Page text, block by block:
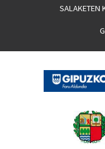
SALAKETEN